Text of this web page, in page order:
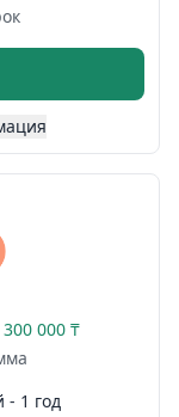
300 000 ₸
- 1 год